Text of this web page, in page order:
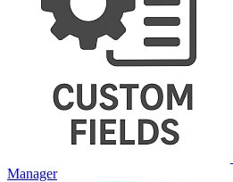
Manager